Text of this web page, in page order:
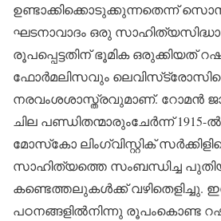
ഉണ്ടാക്കിക്കൊടുക്കുന്നതെന്ന്
ഘടനാവാദം ഒരു
രൂപപ്പെട്ടതിന് ഭൂമിക ഒരുക്കിയത്
ഫോര്‍മലിസവും
നരവംശശാസ്ത്രവുമാണ്. റോമന്‍
ചില പണ്ഡിതന്മാരുംചേര്‍ന്ന് 1915-
മോസ്‌കോ ലിംഗ്വിസ്റ്റിക്
സാഹിത്യത്തെ സംബന്ധിച്ച
കണ്ടെത്തലുകള്‍ക്ക് വഴിതെളിച്ചു.
പഠനങ്ങളില്‍നിന്നു രൂപംകൊണ്ട